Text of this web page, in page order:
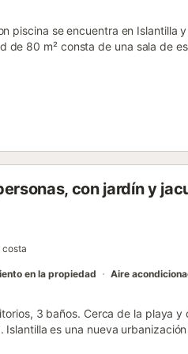
piscina se encuentra en Islantilla
de 80 m² consta de una sala de
(apto para videollamadas) con un
TV con servicios de streaming,
Este alojamiento no ofrece: aire
al aire libre compartidas,
con jardín y
costa
en la propiedad Aire
3 baños. Cerca de la playa y
es una nueva